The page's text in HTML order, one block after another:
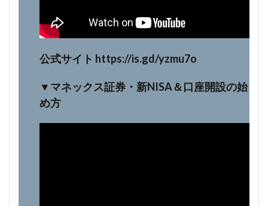
公式サイト https://is.gd/yzmu7o
▼マネックス証券・新NISA＆口座開設の始
め方